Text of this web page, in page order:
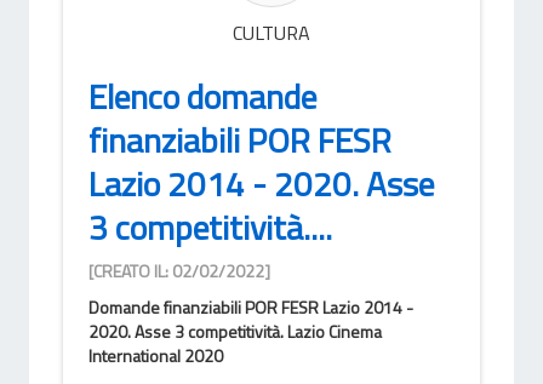
CULTURA
Elenco domande
finanziabili POR FESR
Lazio 2014 - 2020. Asse
3 competitività....
[CREATO IL: 02/02/2022]
Domande finanziabili POR FESR Lazio 2014 -
2020. Asse 3 competitività. Lazio Cinema
International 2020